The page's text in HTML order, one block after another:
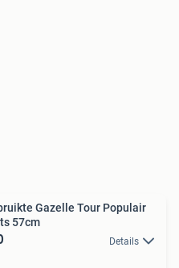
Gazelle Tour Populair
57cm
Details